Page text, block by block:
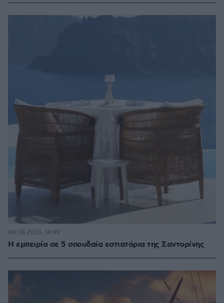
Η εμπειρία σε 5 σπουδαία εστιατόρια της Σαντορίνης
08.08.2026, 14:09